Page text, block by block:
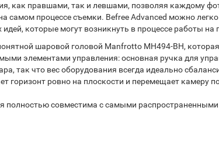
как правшами, так и левшами, позволяя каждому
самом процессе съемки. Befree Advanced можно
которые могут возникнуть в процессе работы на
шаровой головой Manfrotto MH494-BH,
элементами управления: основная ручка для
так что вес оборудования всегда идеально
горизонт ровно на плоскости и перемещает камеру
совместима с самыми